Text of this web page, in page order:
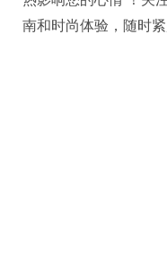
南和时尚体验，随时紧